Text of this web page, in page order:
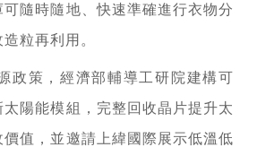
隨時隨地、快速準確進行衣物分
粒再利用。
政策，經濟部輔導工研院建構可
陽能模組，完整回收晶片提升太
價值，並邀請上緯國際展示低溫低